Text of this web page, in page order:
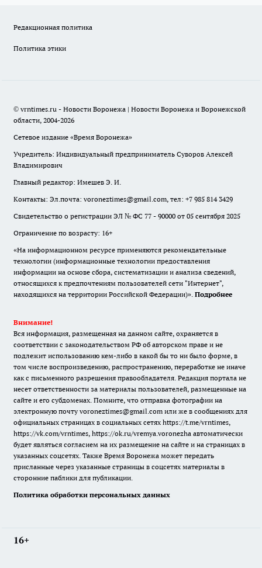
Редакционная политика
Политика этики
© vrntimes.ru - Новости Воронежа | Новости Воронежа и Воронежской
области, 2004-2026
Сетевое издание «Время Воронежа»
Учредитель: Индивидуальный предприниматель Суворов Алексей
Владимирович
Главный редактор: Имешев Э. И.
Контакты: Эл.почта: voroneztimes@gmail.com, тел: +7 985 814 3429
Свидетельство о регистрации ЭЛ № ФС 77 - 90000 от 05 сентября 2025
Ограничение по возрасту: 16+
«На информационном ресурсе применяются рекомендательные
технологии (информационные технологии предоставления
информации на основе сбора, систематизации и анализа сведений,
относящихся к предпочтениям пользователей сети "Интернет",
находящихся на территории Российской Федерации)». Подробнее
Внимание!
Вся информация, размещенная на данном сайте, охраняется в
соответствии с законодательством РФ об авторском праве и не
подлежит использованию кем-либо в какой бы то ни было форме, в
том числе воспроизведению, распространению, переработке не иначе
как с письменного разрешения правообладателя. Редакция портала не
несет ответственности за материалы пользователей, размещенные на
сайте и его субдоменах. Помните, что отправка фотографии на
электронную почту voroneztimes@gmail.com или же в сообщениях для
официальных страницах в социальных сетях https://t.me/vrntimes,
https://vk.com/vrntimes, https://ok.ru/vremya.voronezha автоматически
будет являться согласием на их размещение на сайте и на страницах в
указанных соцсетях. Также Время Воронежа может передать
присланные через указанные страницы в соцсетях материалы в
сторонние паблики для публикации.
Политика обработки персональных данных
16+